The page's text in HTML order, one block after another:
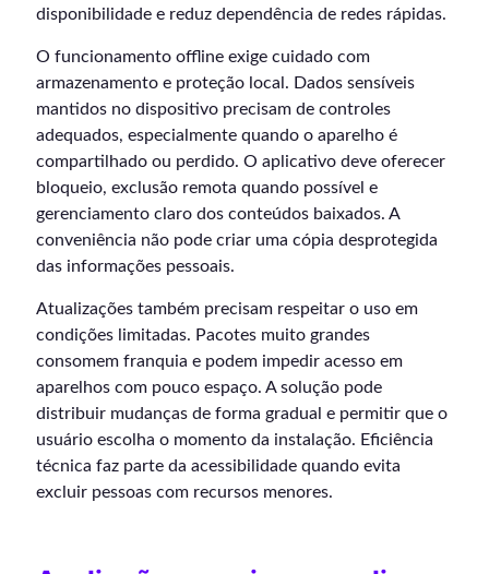
disponibilidade e reduz dependência de redes rápidas.
O funcionamento offline exige cuidado com
armazenamento e proteção local. Dados sensíveis
mantidos no dispositivo precisam de controles
adequados, especialmente quando o aparelho é
compartilhado ou perdido. O aplicativo deve oferecer
bloqueio, exclusão remota quando possível e
gerenciamento claro dos conteúdos baixados. A
conveniência não pode criar uma cópia desprotegida
das informações pessoais.
Atualizações também precisam respeitar o uso em
condições limitadas. Pacotes muito grandes
consomem franquia e podem impedir acesso em
aparelhos com pouco espaço. A solução pode
distribuir mudanças de forma gradual e permitir que o
usuário escolha o momento da instalação. Eficiência
técnica faz parte da acessibilidade quando evita
excluir pessoas com recursos menores.